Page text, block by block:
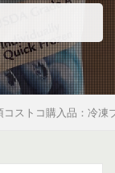
コストコ購入品：冷凍